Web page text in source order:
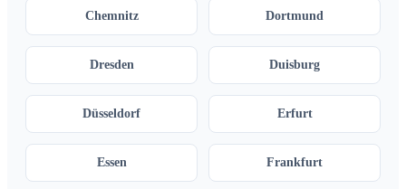
Chemnitz Dortmund
Dresden Duisburg
Düsseldorf Erfurt
Essen Frankfurt